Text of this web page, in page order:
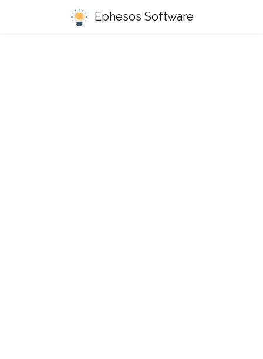
Ephesos Software